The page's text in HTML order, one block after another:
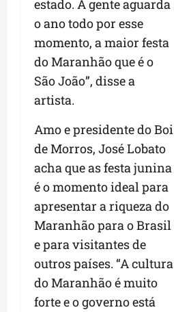
estado. A gente aguarda
o ano todo por esse
momento, a maior festa
do Maranhão que é o
São João”, disse a
artista.
Amo e presidente do Boi
de Morros, José Lobato
acha que as festa junina
é o momento ideal para
apresentar a riqueza do
Maranhão para o Brasil
e para visitantes de
outros países. “A cultura
do Maranhão é muito
forte e o governo está